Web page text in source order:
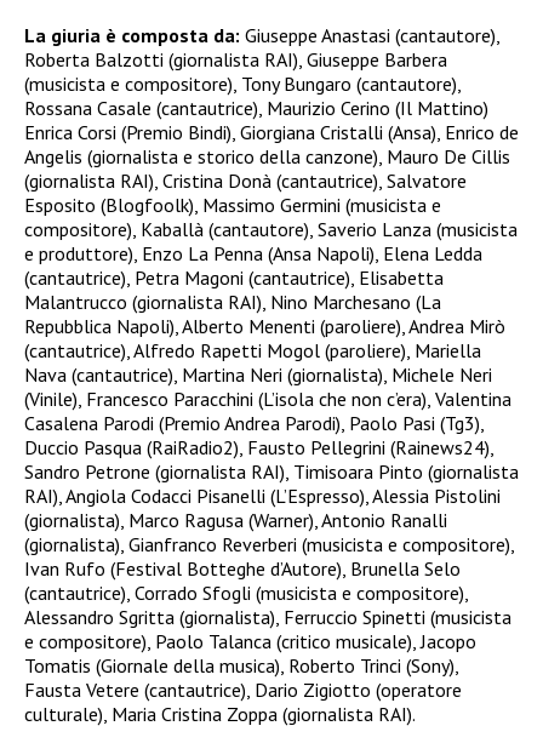
La giuria è composta da: Giuseppe Anastasi (cantautore),
Roberta Balzotti (giornalista RAI), Giuseppe Barbera
(musicista e compositore), Tony Bungaro (cantautore),
Rossana Casale (cantautrice), Maurizio Cerino (Il Mattino)
Enrica Corsi (Premio Bindi), Giorgiana Cristalli (Ansa), Enrico de
Angelis (giornalista e storico della canzone), Mauro De Cillis
(giornalista RAI), Cristina Donà (cantautrice), Salvatore
Esposito (Blogfoolk), Massimo Germini (musicista e
compositore), Kaballà (cantautore), Saverio Lanza (musicista
e produttore), Enzo La Penna (Ansa Napoli), Elena Ledda
(cantautrice), Petra Magoni (cantautrice), Elisabetta
Malantrucco (giornalista RAI), Nino Marchesano (La
Repubblica Napoli), Alberto Menenti (paroliere), Andrea Mirò
(cantautrice), Alfredo Rapetti Mogol (paroliere), Mariella
Nava (cantautrice), Martina Neri (giornalista), Michele Neri
(Vinile), Francesco Paracchini (L’isola che non c’era), Valentina
Casalena Parodi (Premio Andrea Parodi), Paolo Pasi (Tg3),
Duccio Pasqua (RaiRadio2), Fausto Pellegrini (Rainews24),
Sandro Petrone (giornalista RAI), Timisoara Pinto (giornalista
RAI), Angiola Codacci Pisanelli (L’Espresso), Alessia Pistolini
(giornalista), Marco Ragusa (Warner), Antonio Ranalli
(giornalista), Gianfranco Reverberi (musicista e compositore),
Ivan Rufo (Festival Botteghe d’Autore), Brunella Selo
(cantautrice), Corrado Sfogli (musicista e compositore),
Alessandro Sgritta (giornalista), Ferruccio Spinetti (musicista
e compositore), Paolo Talanca (critico musicale), Jacopo
Tomatis (Giornale della musica), Roberto Trinci (Sony),
Fausta Vetere (cantautrice), Dario Zigiotto (operatore
culturale), Maria Cristina Zoppa (giornalista RAI).